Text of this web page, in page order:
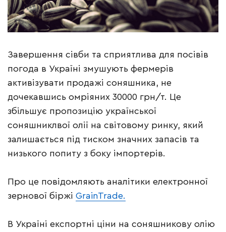
Завершення сівби та сприятлива для посівів
погода в Україні змушують фермерів
активізувати продажі соняшника, не
дочекавшись омріяних 30000 грн/т. Це
збільшує пропозицію української
соняшниклвої олії на світовому ринку, який
залишається під тиском значних запасів та
низького попиту з боку імпортерів.
Про це повідомляють аналітики електронної
зернової біржі GrainTrade.
В Україні експортні ціни на соняшникову олію